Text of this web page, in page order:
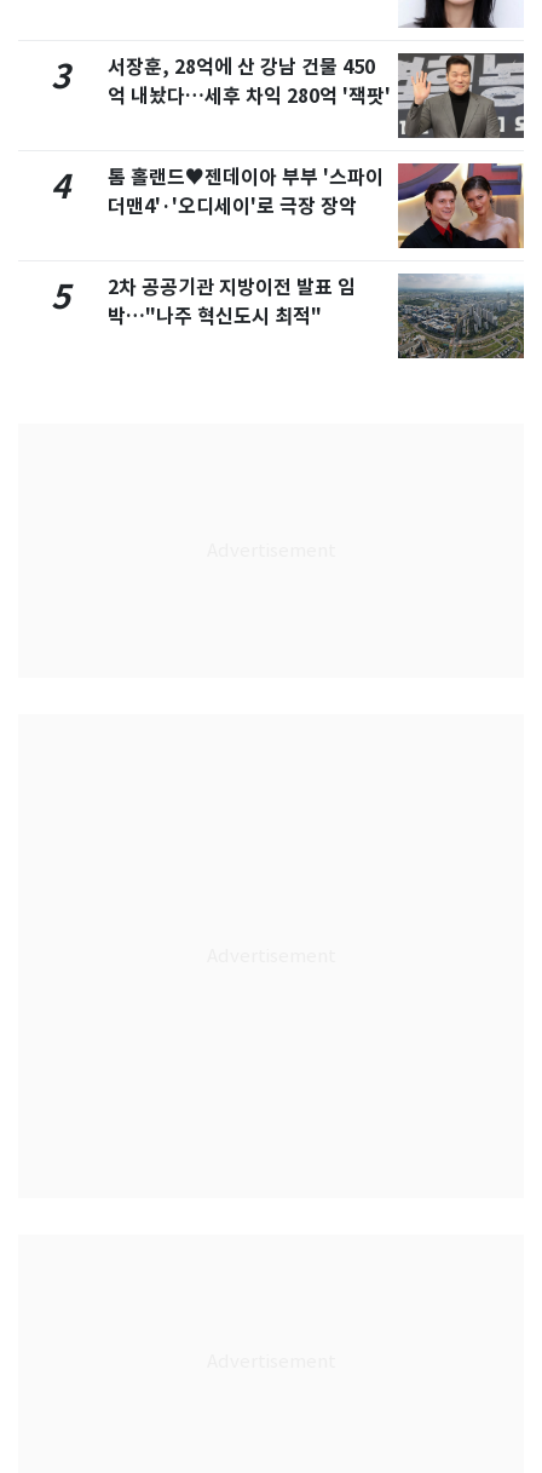
3
서장훈, 28억에 산 강남 건물 450
억 내놨다…세후 차익 280억 '잭팟'
4
톰 홀랜드♥젠데이아 부부 '스파이
더맨4'·'오디세이'로 극장 장악
5
2차 공공기관 지방이전 발표 임
박…"나주 혁신도시 최적"